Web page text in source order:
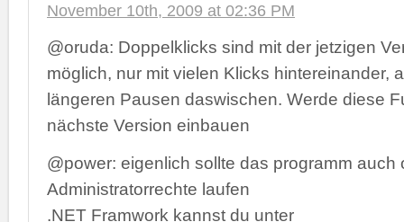
November 10th, 2009 at 02:36 PM
@oruda: Doppelklicks sind mit der jetzigen
möglich, nur mit vielen Klicks hintereinander,
längeren Pausen daswischen. Werde diese
nächste Version einbauen
@power: eigenlich sollte das programm auch
Administratorrechte laufen
.NET Framwork kannst du unter